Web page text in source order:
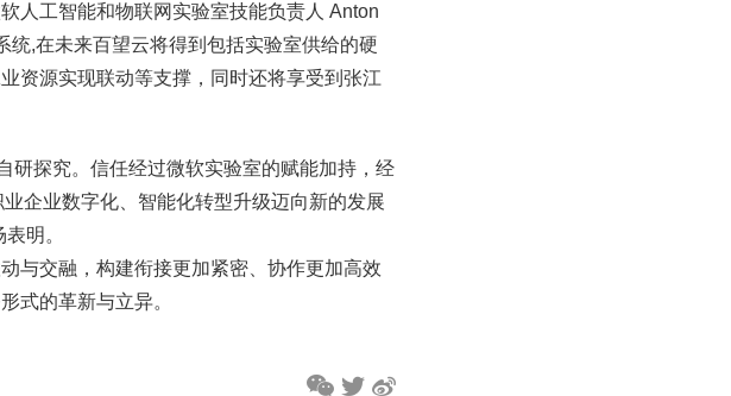
人工智能和物联网实验室技能负责人 Anton
,在未来百望云将得到包括实验室供给的硬
资源实现联动等支撑，同时还将享受到张江
研探究。信任经过微软实验室的赋能加持，经
企业数字化、智能化转型升级迈向新的发展
明。
与交融，构建衔接更加紧密、协作更加高效
式的革新与立异。